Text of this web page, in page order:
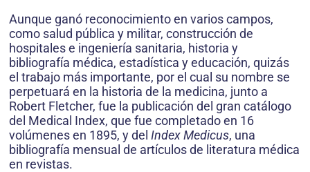
Aunque ganó reconocimiento en varios campos,
como salud pública y militar, construcción de
hospitales e ingeniería sanitaria, historia y
bibliografía médica, estadística y educación, quizás
el trabajo más importante, por el cual su nombre se
perpetuará en la historia de la medicina, junto a
Robert Fletcher, fue la publicación del gran catálogo
del Medical Index, que fue completado en 16
volúmenes en 1895, y del Index Medicus, una
bibliografía mensual de artículos de literatura médica
en revistas.